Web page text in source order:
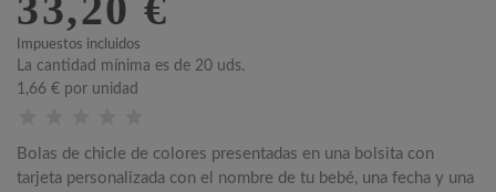
Impuestos incluidos
La cantidad mínima es de 20 uds.
1,66 € por unidad
Bolas de chicle de colores presentadas en una bolsita con
tarjeta personalizada con el nombre de tu bebé, una fecha y una